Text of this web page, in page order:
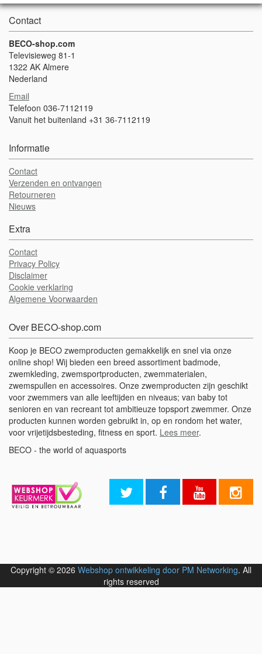
Contact
BECO-shop.com
Televisieweg 81-1
1322 AK Almere
Nederland
Email
Telefoon 036-7112119
Vanuit het buitenland +31 36-7112119
Informatie
Contact
Verzenden en ontvangen
Retourneren
Nieuws
Extra
Contact
Privacy Policy
Disclaimer
Cookie verklaring
Algemene Voorwaarden
Over BECO-shop.com
Koop je BECO zwemproducten gemakkelijk en snel via onze
online shop! Wij bieden een breed assortiment badmode,
zwemkleding, zwemsportproducten, zwemmaterialen,
zwemspullen en accessoires. Onze zwemproducten zijn geschikt
voor zwemmers van alle leeftijden en niveaus; van baby tot
senioren en van recreant tot ambitieuze topsport zwemmer. Onze
producten kunnen worden gebruikt in, op en rondom het water,
voor vrijetijdsbesteding, fitness en sport. Lees meer.
BECO - the world of aquasports
Copyright © 2026 Webshop ontwikkeling door PM Networking. All
rights reserved